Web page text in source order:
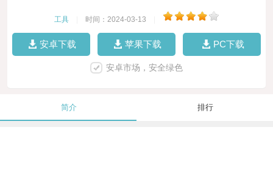
工具 时间：2024-03-13
安卓下载 苹果下载 PC下载
安卓市场，安全绿色
简介 排行